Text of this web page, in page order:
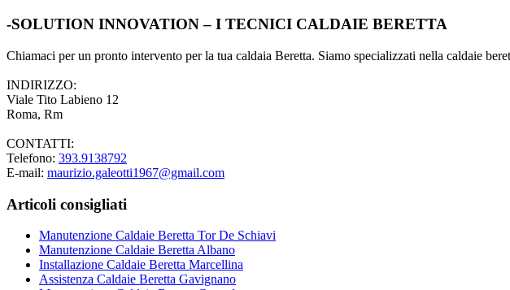
-SOLUTION INNOVATION – I TECNICI CALDAIE BERETTA
Chiamaci per un pronto intervento per la tua caldaia Beretta. Siamo specializzati nella caldaie
INDIRIZZO:
Viale Tito Labieno 12
Roma, Rm
CONTATTI:
Telefono: 393.9138792
E-mail: maurizio.galeotti1967@gmail.com
Articoli consigliati
Manutenzione Caldaie Beretta Tor De Schiavi
Manutenzione Caldaie Beretta Albano
Installazione Caldaie Beretta Marcellina
Assistenza Caldaie Beretta Gavignano